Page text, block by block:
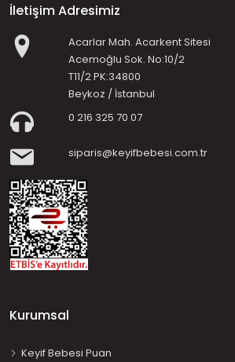
İletişim Adresimiz
Acarlar Mah. Acarkent Sitesi
Acemoğlu Sok. No:10/2
T11/2 PK:34800
Beykoz / İstanbul
0 216 325 70 07
siparis@keyifbebesi.com.tr
Kurumsal
Keyif Bebesi Puan